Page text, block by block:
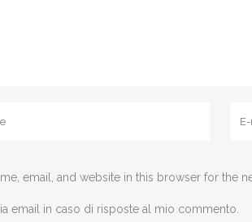
email, and website in this browser for the
email in caso di risposte al mio commento.